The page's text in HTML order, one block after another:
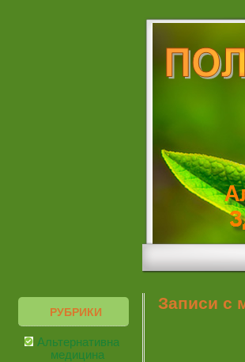
РУБРИКИ
Альтернативная
медицина
Записи с